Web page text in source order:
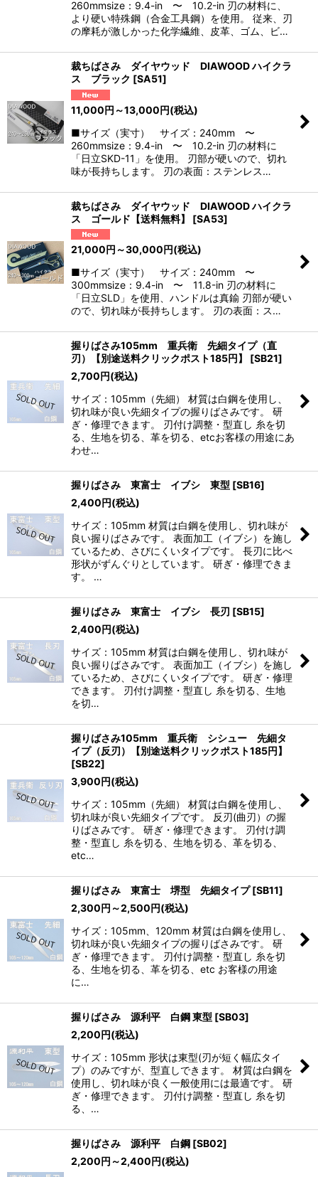
260mmsize：9.4-in 〜 10.2-in 刃の材料に、
より硬い特殊鋼（合金工具鋼）を使用。 従来、刃
の摩耗が激しかった化学繊維、皮革、ゴム、ビ…
裁ちばさみ ダイヤウッド DIAWOOD ハイクラ
ス ブラック [SA51]
11,000円 ～13,000円(税込)
■サイズ（実寸） サイズ：240mm 〜
260mmsize：9.4-in 〜 10.2-in 刃の材料に
「日立SKD-11」を使用。 刃部が硬いので、切れ
味が長持ちします。 刃の表面：ステンレス…
裁ちばさみ ダイヤウッド DIAWOOD ハイクラ
ス ゴールド【送料無料】
[SA53]
21,000円 ～30,000円(税込)
■サイズ（実寸） サイズ：240mm 〜
300mmsize：9.4-in 〜 11.8-in 刃の材料に
「日立SLD」を使用、ハンドルは真鍮 刃部が硬い
ので、切れ味が長持ちします。 刃の表面：ス…
握りばさみ105mm 重兵衛 先細タイプ（直
刃）【別途送料クリックポスト185円】
[SB21]
2,700円(税込)
サイズ：105mm（先細） 材質は白鋼を使用し、
切れ味が良い先細タイプの握りばさみです。 研
ぎ・修理できます。 刃付け調整・型直し 糸を切
る、生地を切る、革を切る、etcお客様の用途にあ
わせ…
握りばさみ 東富士 イブシ 東型 [SB16]
2,400円(税込)
サイズ：105mm 材質は白鋼を使用し、切れ味が
良い握りばさみです。 表面加工（イブシ）を施し
ているため、さびにくいタイプです。 長刃に比べ
形状がずんぐりとしています。 研ぎ・修理できま
す。 …
握りばさみ 東富士 イブシ 長刃 [SB15]
2,400円(税込)
サイズ：105mm 材質は白鋼を使用し、切れ味が
良い握りばさみです。 表面加工（イブシ）を施し
ているため、さびにくいタイプです。 研ぎ・修理
できます。 刃付け調整・型直し 糸を切る、生地
を切…
握りばさみ105mm 重兵衛 シシュー 先細タ
イプ（反刃）【別途送料クリックポスト185円】
[SB22]
3,900円(税込)
サイズ：105mm（先細） 材質は白鋼を使用し、
切れ味が良い先細タイプです。 反刃(曲刃）の握
りばさみです。 研ぎ・修理できます。 刃付け調
整・型直し 糸を切る、生地を切る、革を切る、
etc…
握りばさみ 東富士 堺型 先細タイプ [SB11]
2,300円 ～2,500円(税込)
サイズ：105mm、120mm 材質は白鋼を使用し、
切れ味が良い先細タイプの握りばさみです。 研
ぎ・修理できます。 刃付け調整・型直し 糸を切
る、生地を切る、革を切る、etc お客様の用途
に…
握りばさみ 源利平 白鋼 東型 [SB03]
2,200円(税込)
サイズ：105mm 形状は東型(刃が短く幅広タイ
プ）のみですが、型直しできます。 材質は白鋼を
使用し、切れ味が良く一般使用には最適です。 研
ぎ・修理できます。 刃付け調整・型直し 糸を切
る、…
握りばさみ 源利平 白鋼 [SB02]
2,200円 ～2,400円(税込)